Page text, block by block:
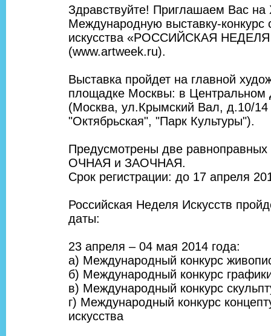
Здравствуйте! Приглашаем Вас на
Международную выставку-конкурс
искусства «РОССИЙСКАЯ
(www.artweek.ru).
Выставка пройдет на главной
площадке Москвы: в Центральном
(Москва, ул.Крымский Вал, д.10/14
"Октябрьская", "Парк Культуры").
Предусмотрены две
ОЧНАЯ и ЗАОЧНАЯ.
Срок регистрации: до 17 апреля
Российская Неделя Искусств
даты:
23 апреля – 04 мая 2014 года:
а) Международный конкурс
б) Международный конкурс
в) Международный конкурс
г) Международный конкурс
искусства